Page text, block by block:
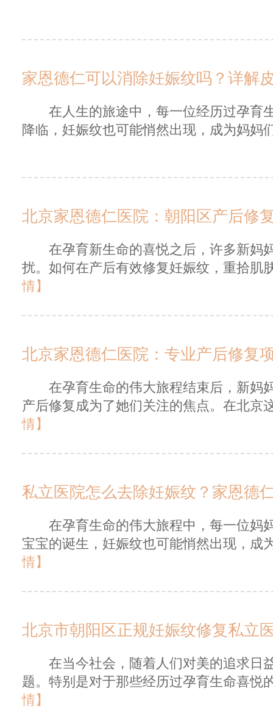
家恩德仁可以消除妊娠纹吗？详解
在人生的旅途中，每一位经历过孕育
降临，妊娠纹也可能悄然出现，成为妈妈
北京家恩德仁医院：朝阳区产后修
在孕育新生命的喜悦之后，许多新妈
扰。如何在产后有效修复妊娠纹，重拾肌
情】
在孕育生命的伟大旅程结束后，新妈
产后修复成为了她们关注的焦点。在北京
情】
私立医院怎么去除妊娠纹？家恩德
在孕育生命的伟大旅程中，每一位妈
宝宝的诞生，妊娠纹也可能悄然出现，成
情】
北京市朝阳区正规妊娠纹修复私立
在当今社会，随着人们对美的追求日
题。特别是对于那些经历过孕育生命喜悦
情】